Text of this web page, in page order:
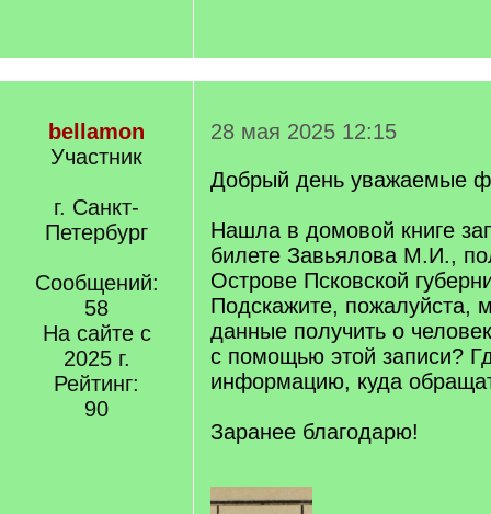
bellamon
Участник
г. Санкт-
Петербург
Сообщений:
58
На сайте с
2025 г.
Рейтинг:
90
28 мая 2025 12:15
Добрый день уважаемые
Нашла в домовой книге
билете Завьялова М.И.,
Острове Псковской
Подскажите, пожалуйста,
данные получить о
с помощью этой записи?
информацию, куда
Заранее благодарю!